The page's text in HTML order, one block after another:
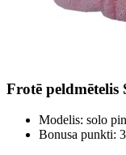
Frotē
Modelis: solo
Bonusa punkti: